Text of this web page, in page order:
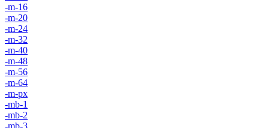
-m-16
-m-20
-m-24
-m-32
-m-40
-m-48
-m-56
-m-64
-m-px
-mb-1
-mb-2
-mb-3